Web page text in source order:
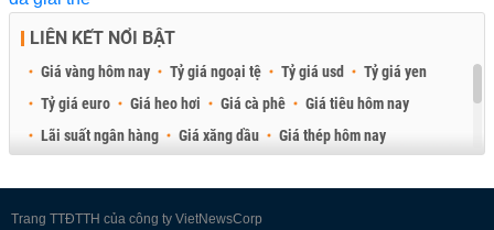
LIÊN KẾT NỔI BẬT
Giá vàng hôm nay Tỷ giá ngoại tệ Tỷ giá usd
Tỷ giá yen
Tỷ giá euro
Giá heo hơi Giá cà phê
Giá tiêu hôm nay
Lãi suất ngân hàng
Giá xăng dầu
Giá thép hôm nay
Trang TTĐTTH của công ty VietNewsCorp